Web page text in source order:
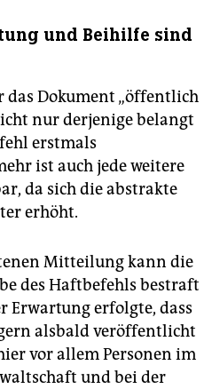
und Beihilfe sind
das Dokument „öffentlich
nur derjenige belangt
erstmals
ist auch jede weitere
da sich die abstrakte
erhöht.
Mitteilung kann die
des Haftbefehls bestraft
Erwartung erfolgte, dass
alsbald veröffentlicht
vor allem Personen im
und bei der